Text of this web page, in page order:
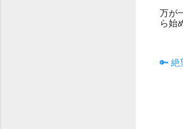
万が
ら始
🔑 絶